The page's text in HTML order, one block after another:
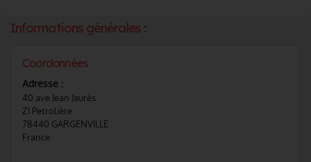
Informations générales :
Coordonnées
Adresse :
40 ave Jean Jaurès
ZI Petrolière
78440 GARGENVILLE
France